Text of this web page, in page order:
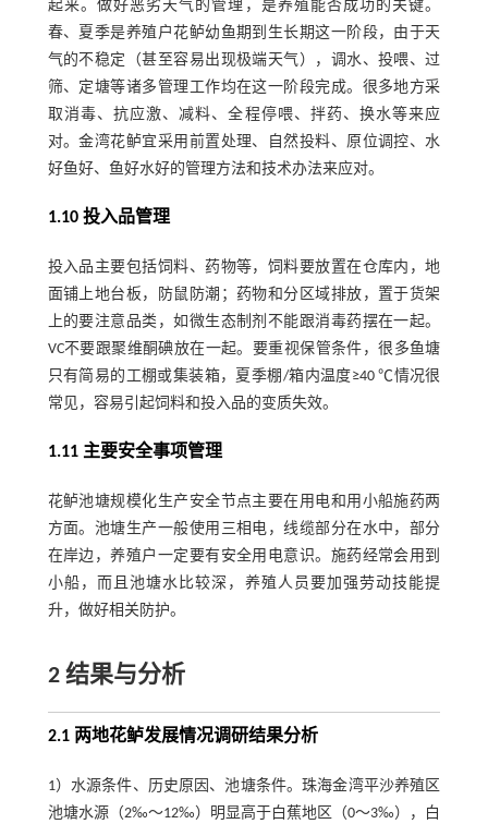
起来。做好恶劣天气的管理，是养殖能否成功的关键。
春、夏季是养殖户花鲈幼鱼期到生长期这一阶段，由于天
气的不稳定（甚至容易出现极端天气），调水、投喂、过
筛、定塘等诸多管理工作均在这一阶段完成。很多地方采
取消毒、抗应激、减料、全程停喂、拌药、换水等来应
对。金湾花鲈宜采用前置处理、自然投料、原位调控、水
好鱼好、鱼好水好的管理方法和技术办法来应对。
1.10 投入品管理
投入品主要包括饲料、药物等，饲料要放置在仓库内，地
面铺上地台板，防鼠防潮；药物和分区域排放，置于货架
上的要注意品类，如微生态制剂不能跟消毒药摆在一起。
VC不要跟聚维酮碘放在一起。要重视保管条件，很多鱼塘
只有简易的工棚或集装箱，夏季棚/箱内温度≥40 ℃情况很
常见，容易引起饲料和投入品的变质失效。
1.11 主要安全事项管理
花鲈池塘规模化生产安全节点主要在用电和用小船施药两
方面。池塘生产一般使用三相电，线缆部分在水中，部分
在岸边，养殖户一定要有安全用电意识。施药经常会用到
小船，而且池塘水比较深，养殖人员要加强劳动技能提
升，做好相关防护。
2 结果与分析
2.1 两地花鲈发展情况调研结果分析
1）水源条件、历史原因、池塘条件。珠海金湾平沙养殖区
池塘水源（2‰～12‰）明显高于白蕉地区（0～3‰），白